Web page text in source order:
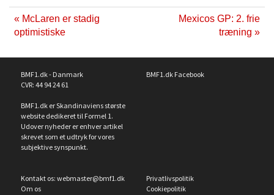
« McLaren er stadig
optimistiske
Mexicos GP: 2. frie
træning »
BMF1.dk - Danmark
CVR: 44 94 24 61
BMF1.dk er Skandinaviens største
website dedikeret til Formel 1.
Udover nyheder er enhver artikel
skrevet som et udtryk for vores
subjektive synspunkt.
BMF1.dk Facebook
Kontakt os: webmaster@bmf1.dk
Om os
Privatlivspolitik
Cookiepolitik